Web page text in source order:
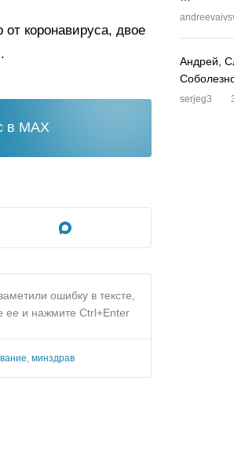
от коронавируса, двое
в MAX
ошибку в тексте,
ее и нажмите Ctrl+Enter
минздрав
Андрей,
serjeg3